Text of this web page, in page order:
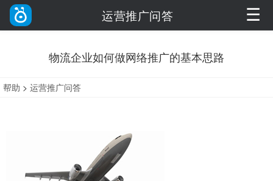
运营推广问答 ☰
物流企业如何做网络推广的基本思路
帮助 > 运营推广问答